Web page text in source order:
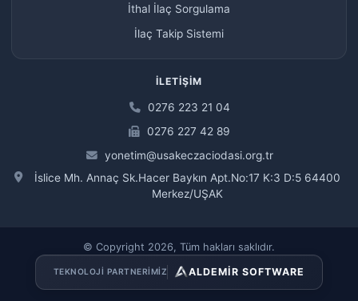
İthal İlaç Sorgulama
İlaç Takip Sistemi
İLETIŞIM
0276 223 21 04
0276 227 42 89
yonetim@usakeczaciodasi.org.tr
İslice Mh. Annaç Sk.Hacer Baykın Apt.No:17 K:3 D:5 64400
Merkez/UŞAK
© Copyright 2026, Tüm hakları saklıdır.
TEKNOLOJI PARTNERIMIZ ALDEMİR SOFTWARE